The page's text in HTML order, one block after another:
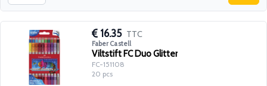
16.35 TTC
Faber Castell
Viltstift FC Duo Glitter
FC-151108
20 pcs